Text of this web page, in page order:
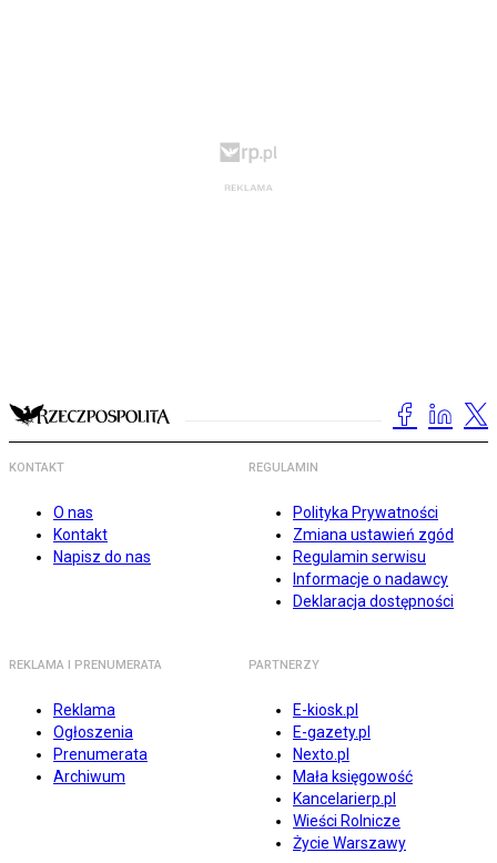
KONTAKT
O nas
Kontakt
Napisz do nas
REGULAMIN
Polityka Prywatności
Zmiana ustawień zgód
Regulamin serwisu
Informacje o nadawcy
Deklaracja dostępności
REKLAMA I PRENUMERATA
Reklama
Ogłoszenia
Prenumerata
Archiwum
PARTNERZY
E-kiosk.pl
E-gazety.pl
Nexto.pl
Mała księgowość
Kancelarierp.pl
Wieści Rolnicze
Życie Warszawy